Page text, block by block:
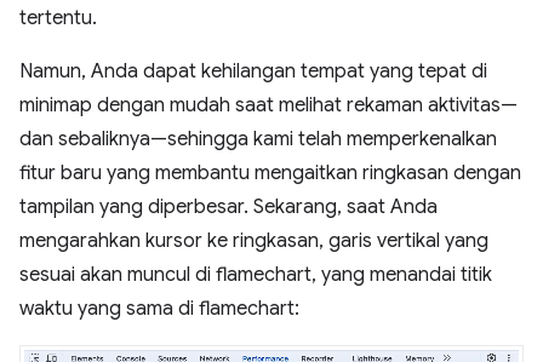
tertentu.
Namun, Anda dapat kehilangan tempat yang tepat di
minimap dengan mudah saat melihat rekaman aktivitas—
dan sebaliknya—sehingga kami telah memperkenalkan
fitur baru yang membantu mengaitkan ringkasan dengan
tampilan yang diperbesar. Sekarang, saat Anda
mengarahkan kursor ke ringkasan, garis vertikal yang
sesuai akan muncul di flamechart, yang menandai titik
waktu yang sama di flamechart: